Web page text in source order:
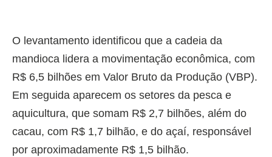
O levantamento identificou que a cadeia da
mandioca lidera a movimentação econômica, com
R$ 6,5 bilhões em Valor Bruto da Produção (VBP).
Em seguida aparecem os setores da pesca e
aquicultura, que somam R$ 2,7 bilhões, além do
cacau, com R$ 1,7 bilhão, e do açaí, responsável
por aproximadamente R$ 1,5 bilhão.